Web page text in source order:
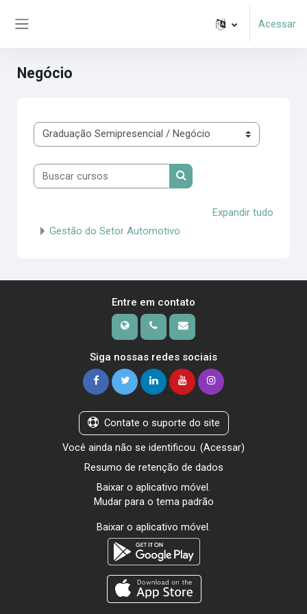
Acessar
Negócio
Categorias de Cursos
Buscar cursos
Buscar cursos
Expandir tudo
Gestão do Setor Automotivo
Entre em contato
Siga nossas redes sociais
Contate o suporte do site
Você ainda não se identificou. (Acessar)
Resumo de retenção de dados
Baixar o aplicativo móvel.
Mudar para o tema padrão
Baixar o aplicativo móvel.